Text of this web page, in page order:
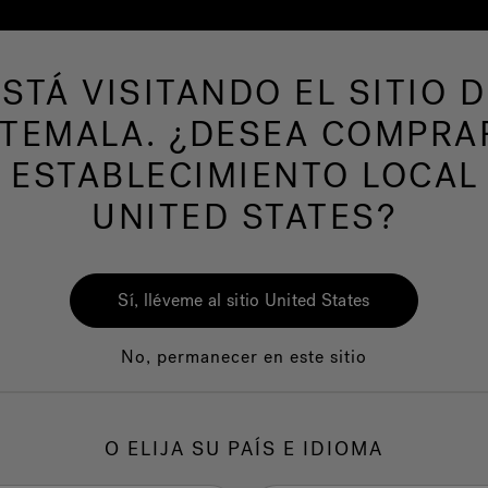
hidromasaje Más productos Nuestra
Servicio al
VISITANDO EL SITIO
¿DESEA
ESTABLECIMIENTO LOCAL
UNITED STATES?
Sí, lléveme al sitio United States
No, permanecer en este sitio
O ELIJA SU PAÍS E IDIOMA